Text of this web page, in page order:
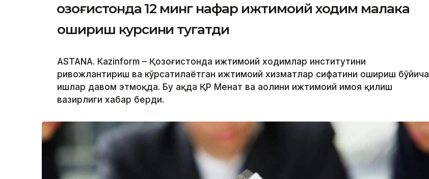
Қозоғистонда 12 минг нафар ижтимоий ходим малака
ошириш курсини тугатди
ASTANА. Кazinform – Қозоғистонда ижтимоий ходимлар институтини
ривожлантириш ва кўрсатилаётган ижтимоий хизматлар сифатини ошириш бўйича
ишлар давом этмоқда. Бу ҳақда ҚР Меҳнат ва аҳолини ижтимоий ҳимоя қилиш
вазирлиги хабар берди.